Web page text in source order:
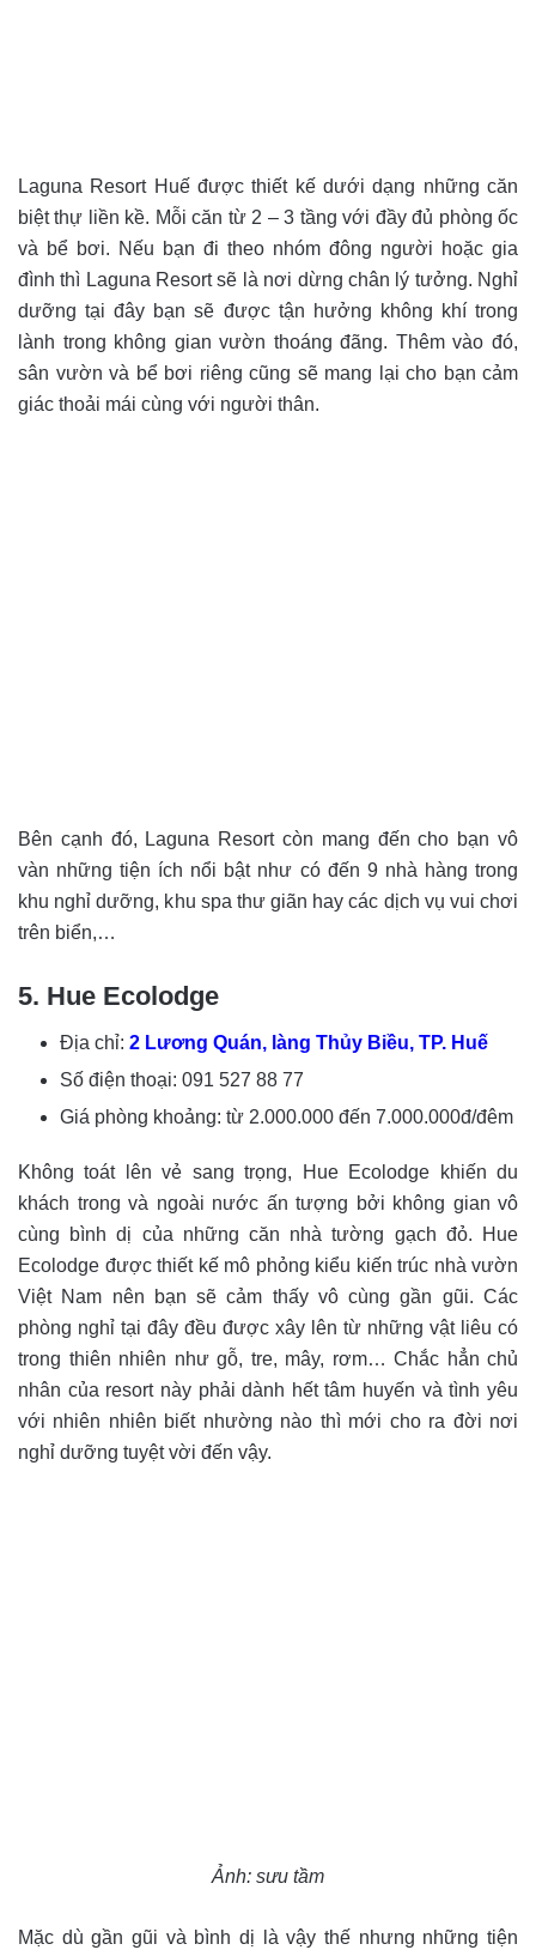
Laguna Resort Huế được thiết kế dưới dạng những căn
biệt thự liền kề. Mỗi căn từ 2 – 3 tầng với đầy đủ phòng ốc
và bể bơi. Nếu bạn đi theo nhóm đông người hoặc gia
đình thì Laguna Resort sẽ là nơi dừng chân lý tưởng. Nghỉ
dưỡng tại đây bạn sẽ được tận hưởng không khí trong
lành trong không gian vườn thoáng đãng. Thêm vào đó,
sân vườn và bể bơi riêng cũng sẽ mang lại cho bạn cảm
giác thoải mái cùng với người thân.
Bên cạnh đó, Laguna Resort còn mang đến cho bạn vô
vàn những tiện ích nổi bật như có đến 9 nhà hàng trong
khu nghỉ dưỡng, khu spa thư giãn hay các dịch vụ vui chơi
trên biển,…
5. Hue Ecolodge
Địa chỉ: 2 Lương Quán, làng Thủy Biều, TP. Huế
Số điện thoại: 091 527 88 77
Giá phòng khoảng: từ 2.000.000 đến 7.000.000đ/đêm
Không toát lên vẻ sang trọng, Hue Ecolodge khiến du
khách trong và ngoài nước ấn tượng bởi không gian vô
cùng bình dị của những căn nhà tường gạch đỏ. Hue
Ecolodge được thiết kế mô phỏng kiểu kiến trúc nhà vườn
Việt Nam nên bạn sẽ cảm thấy vô cùng gần gũi. Các
phòng nghỉ tại đây đều được xây lên từ những vật liêu có
trong thiên nhiên như gỗ, tre, mây, rơm… Chắc hẳn chủ
nhân của resort này phải dành hết tâm huyến và tình yêu
với nhiên nhiên biết nhường nào thì mới cho ra đời nơi
nghỉ dưỡng tuyệt vời đến vậy.
Ảnh: sưu tầm
Mặc dù gần gũi và bình dị là vậy thế nhưng những tiện